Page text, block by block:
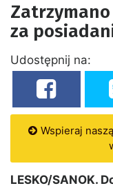
za
Udostępnij na:
Wspieraj
LESKO/SANOK.